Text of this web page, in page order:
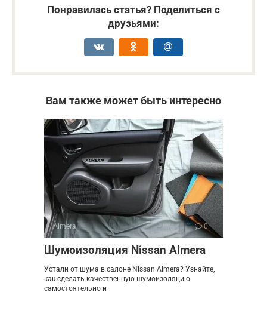
Понравилась статья? Поделиться с
друзьями:
Вам также может быть интересно
Almera 0
Шумоизоляция Nissan Almera
Устали от шума в салоне Nissan Almera? Узнайте,
как сделать качественную шумоизоляцию
самостоятельно и